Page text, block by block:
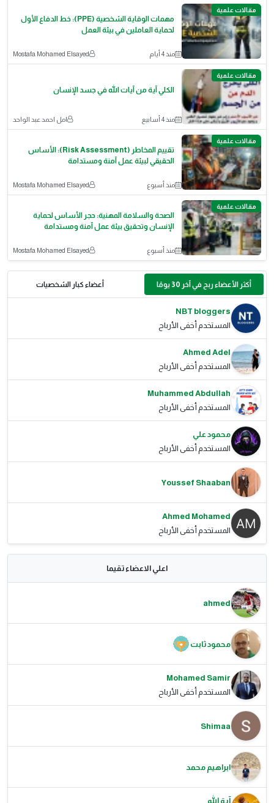
مقالات علمية
مهمات الوقاية الشخصية (PPE): خط الدفاع الأول
لحماية العاملين في بيئة العمل
منذ 4 أيام Mostafa Mohamed Elsayed
مقالات علمية
الكلي آية من آيات الله في جسد الإنسان
منذ 4 أسابيع امل احمد عبد الواحد
مقالات علمية
تقييم المخاطر (Risk Assessment): الأساس
الحقيقي لبيئة عمل آمنة ومستدامة
منذ أسبوع Mostafa Mohamed Elsayed
مقالات علمية
الصحة والسلامة المهنية: حجر الأساس لحماية
الإنسان وتحقيق بيئة عمل آمنة ومستدامة
منذ أسبوع Mostafa Mohamed Elsayed
أكثر الأعضاء ربح في آخر 30 يومًا أعضاء كبار الشخصيات
NBT bloggers
المستخدم أخفى الأرباح
Ahmed Adel
المستخدم أخفى الأرباح
Muhammed Abdullah
المستخدم أخفى الأرباح
محمود علي
المستخدم أخفى الأرباح
Youssef Shaaban
Ahmed Mohamed
المستخدم أخفى الأرباح
اعلي الاعضاء تقيما
ahmed
محمود ثابت
Mohamed Samir
المستخدم أخفى الأرباح
Shimaa
ابراهيم محمد
آية الله